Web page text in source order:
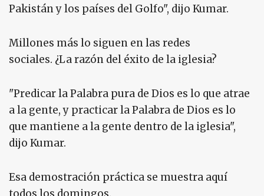
Pakistán y los países del Golfo", dijo Kumar.
Millones más lo siguen en las redes
sociales. ¿La razón del éxito de la iglesia?
"Predicar la Palabra pura de Dios es lo que atrae
a la gente, y practicar la Palabra de Dios es lo
que mantiene a la gente dentro de la iglesia",
dijo Kumar.
Esa demostración práctica se muestra aquí